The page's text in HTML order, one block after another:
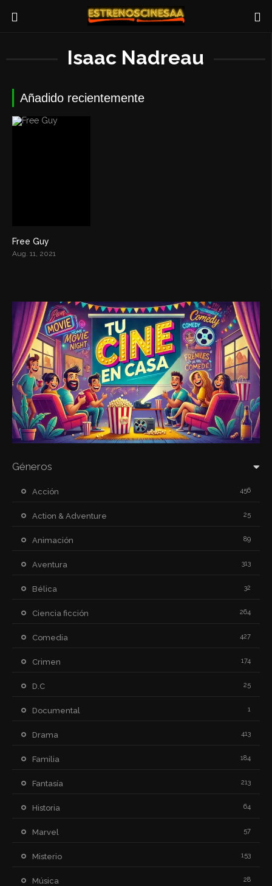
Isaac Nadreau
Añadido recientemente
Free Guy
Aug. 11, 2021
Géneros
Acción 456
Action & Adventure 25
Animación 89
Aventura 313
Bélica 32
Ciencia ficción 264
Comedia 427
Crimen 174
D.C 25
Documental 1
Drama 413
Familia 184
Fantasía 213
Historia 64
Marvel 57
Misterio 153
Música 28